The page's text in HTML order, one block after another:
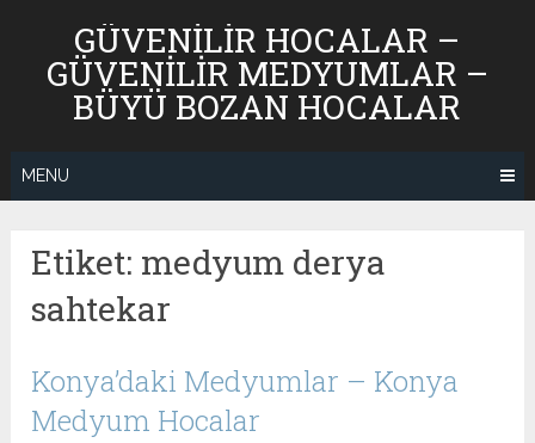
content
GÜVENILIR HOCALAR –
GÜVENILIR MEDYUMLAR –
BÜYÜ BOZAN HOCALAR
MENU
Etiket: medyum derya
sahtekar
Konya’daki Medyumlar – Konya
Medyum Hocalar